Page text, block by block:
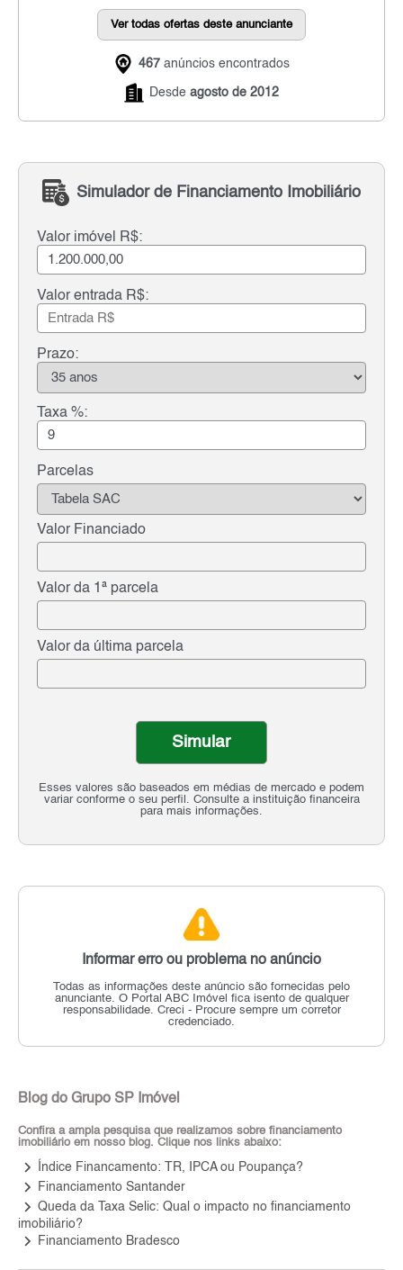
Ver todas ofertas deste anunciante
467 anúncios encontrados
Desde agosto de 2012
Simulador de Financiamento Imobiliário
Valor imóvel R$:
Valor entrada R$:
Prazo:
Taxa %:
Parcelas
Valor Financiado
Valor da 1ª parcela
Valor da última parcela
Esses valores são baseados em médias de mercado e podem
variar conforme o seu perfil. Consulte a instituição financeira
para mais informações.
Simular
Informar erro ou problema no anúncio
Todas as informações deste anúncio são fornecidas pelo
anunciante. O Portal ABC Imóvel fica isento de qualquer
responsabilidade. Creci - Procure sempre um corretor
credenciado.
Blog do Grupo SP Imóvel
Confira a ampla pesquisa que realizamos sobre financiamento
imobiliário em nosso blog. Clique nos links abaixo:
keyboard_arrow_right Índice Financamento: TR, IPCA ou Poupança?
keyboard_arrow_right Financiamento Santander
keyboard_arrow_right Queda da Taxa Selic: Qual o impacto no financiamento
imobiliário?
keyboard_arrow_right Financiamento Bradesco